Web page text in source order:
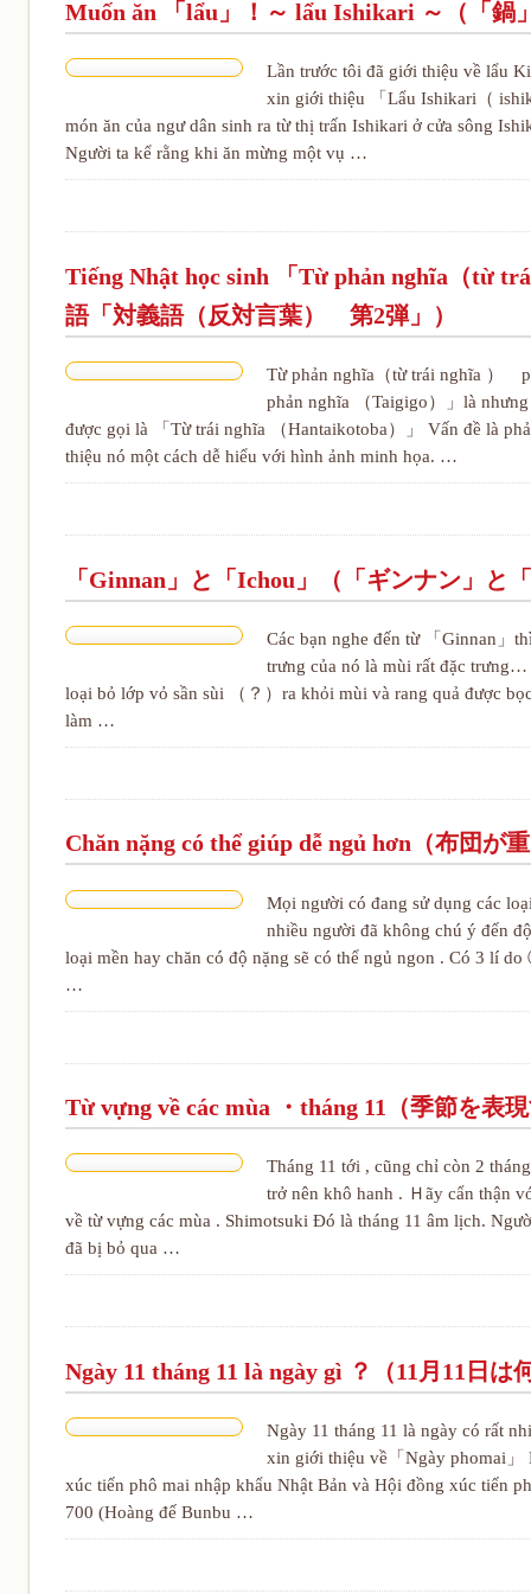
Muốn ăn 「lẩu」！～ lẩu Ishikari ～（「鍋
Lần trước tôi đã giới thiệu về lẩu
xin giới thiệu 「Lẩu Ishikari（
món ăn của ngư dân sinh ra từ thị trấn Ishikari ở cửa sông
Người ta kể rằng khi ăn mừng một vụ …
Tiếng Nhật học sinh 「Từ phản nghĩa（từ
語「対義語（反対言葉） 第2弾」）
Từ phản nghĩa（từ trái nghĩa ）
phản nghĩa （Taigigo）」là
được gọi là 「Từ trái nghĩa （Hantaikotoba）」 Vấn đề là
thiệu nó một cách dễ hiểu với hình ảnh minh họa. …
「Ginnan」と「Ichou」（「ギンナン」と
Các bạn nghe đến từ 「Ginnan」
trưng của nó là mùi rất đặc
loại bỏ lớp vỏ sần sùi （？）ra khỏi mùi và rang quả được
làm …
Chăn nặng có thể giúp dễ ngủ hơn（布団が
Mọi người có đang sử dụng các
nhiều người đã không chú ý đến
loại mền hay chăn có độ nặng sẽ có thể ngủ ngon . Có 3 lí
…
Từ vựng về các mùa ・tháng 11（季節を表
Tháng 11 tới , cũng chỉ còn 2
trở nên khô hanh . Ｈãy cẩn thận
về từ vựng các mùa . Shimotsuki Đó là tháng 11 âm lịch.
đã bị bỏ qua …
Ngày 11 tháng 11 là ngày gì ？（11月11日は
Ngày 11 tháng 11 là ngày có rất
xin giới thiệu về「Ngày phomai」
xúc tiến phô mai nhập khẩu Nhật Bản và Hội đồng xúc tiến
700 (Hoàng đế Bunbu …